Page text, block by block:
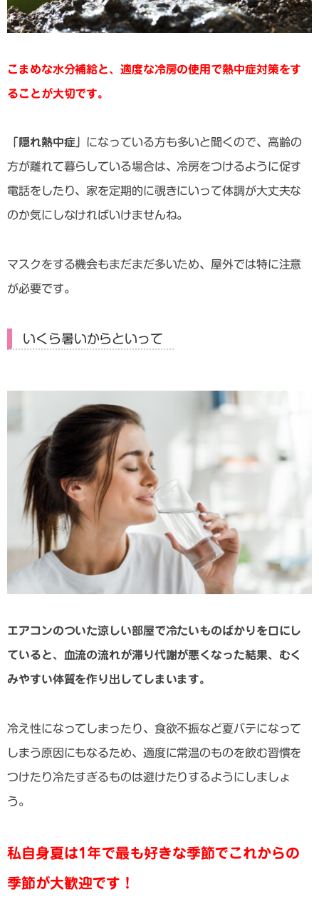
こまめな水分補給と、適度な冷房の使用で熱中症対策をす
ることが大切です。
「隠れ熱中症」 になっている方も多いと聞くので、高齢の
方が離れて暮らしている場合は、冷房をつけるように促す
電話をしたり、家を定期的に覗きにいって体調が大丈夫な
のか気にしなければいけませんね。
マスクをする機会もまだまだ多いため、屋外では特に注意
が必要です。
いくら暑いからといって
エアコンのついた涼しい部屋で冷たいものばかりを口にし
ていると、血流の流れが滞り代謝が悪くなった結果、むく
みやすい体質を作り出してしまいます。
冷え性になってしまったり、食欲不振など夏バテになって
しまう原因にもなるため、適度に常温のものを飲む習慣を
つけたり冷たすぎるものは避けたりするようにしましょ
う。
私自身夏は1年で最も好きな季節でこれからの
季節が大歓迎です！